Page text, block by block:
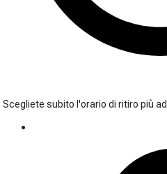
Scegliete subito l'orario di ritiro più